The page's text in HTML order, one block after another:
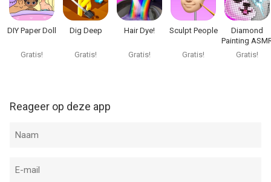
DIY Paper Doll
Gratis!
Dig Deep
Gratis!
Hair Dye!
Gratis!
Sculpt People
Gratis!
Diamond
Painting
Coloring
Gratis!
Reageer op deze app